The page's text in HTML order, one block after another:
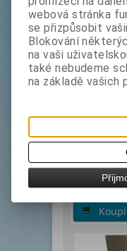
NL - AL, ML
OLFA
webová stránka
se přizpůsobit
Blokování
na vaši
také nebudeme
na základě vašich